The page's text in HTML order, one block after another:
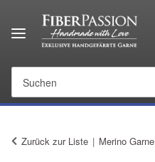
Zurück zur Liste Merino Garne